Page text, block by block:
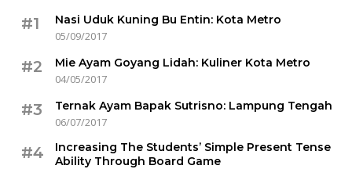
#1
Nasi Uduk Kuning Bu Entin: Kota Metro
05/09/2017
#2
Mie Ayam Goyang Lidah: Kuliner Kota Metro
04/05/2017
#3
Ternak Ayam Bapak Sutrisno: Lampung Tengah
06/07/2017
#4
Increasing The Students’ Simple Present Tense
Ability Through Board Game